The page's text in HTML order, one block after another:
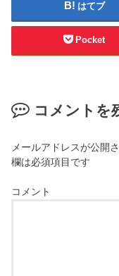
はてブ
Pocket
コメントを
メールアドレスが公開
欄は必須項目です
コメント